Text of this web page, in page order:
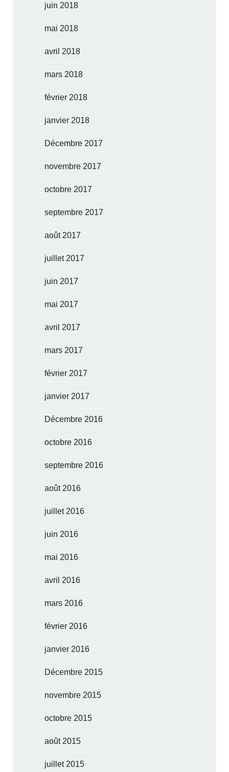
juin 2018
mai 2018
avril 2018
mars 2018
février 2018
janvier 2018
Décembre 2017
novembre 2017
octobre 2017
septembre 2017
août 2017
juillet 2017
juin 2017
mai 2017
avril 2017
mars 2017
février 2017
janvier 2017
Décembre 2016
octobre 2016
septembre 2016
août 2016
juillet 2016
juin 2016
mai 2016
avril 2016
mars 2016
février 2016
janvier 2016
Décembre 2015
novembre 2015
octobre 2015
août 2015
juillet 2015